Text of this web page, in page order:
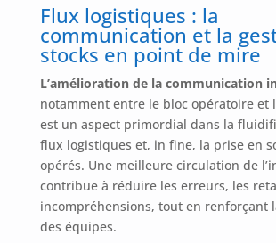
Flux logistiques : la
communication et la
stocks en point de mire
L’amélioration de la communication
notamment entre le bloc opératoire et
est un aspect primordial dans la
flux logistiques et, in fine, la prise en
opérés. Une meilleure circulation de
contribue à réduire les erreurs, les
incompréhensions, tout en renforçant
des équipes.